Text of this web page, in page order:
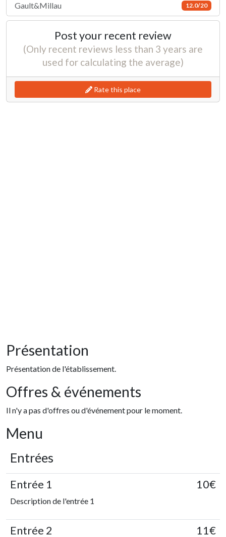
Gault&Millau 12.0/20
Post your recent review
(Only recent reviews less than 3 years are
used for calculating the average)
Rate this place
Présentation
Présentation de l'établissement.
Offres & événements
Il n'y a pas d'offres ou d'événement pour le moment.
Menu
Entrées
Entrée 1
Description de l'entrée 1
10€
Entrée 2 11€